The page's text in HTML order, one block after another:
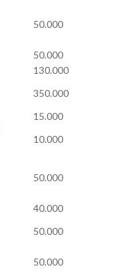
50.000
50.000
130.000
350.000
15.000
10.000
50.000
40.000
50.000
50.000